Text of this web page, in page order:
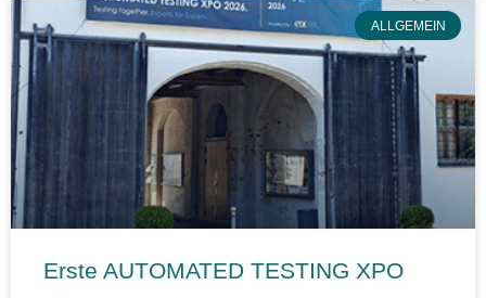
ALLGEMEIN
Erste AUTOMATED TESTING XPO